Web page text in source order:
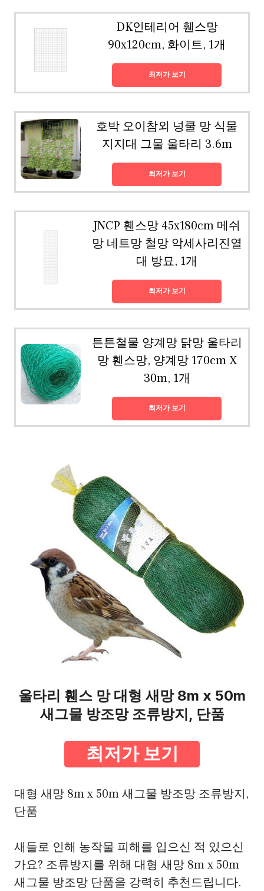
DK인테리어 휀스망
90x120cm, 화이트, 1개
최저가 보기
호박 오이참외 넝쿨 망 식물
지지대 그물 울타리 3.6m
최저가 보기
JNCP 휀스망 45x180cm 메쉬
망 네트망 철망 악세사리진열
대 방묘, 1개
최저가 보기
튼튼철물 양계망 닭망 울타리
망 휀스망, 양계망 170cm X
30m, 1개
최저가 보기
울타리 휀스 망 대형 새망 8m x 50m
새그물 방조망 조류방지, 단품
최저가 보기
대형 새망 8m x 50m 새그물 방조망 조류방지,
단품
새들로 인해 농작물 피해를 입으신 적 있으신
가요? 조류방지를 위해 대형 새망 8m x 50m
새그물 방조망 단품을 강력히 추천드립니다.